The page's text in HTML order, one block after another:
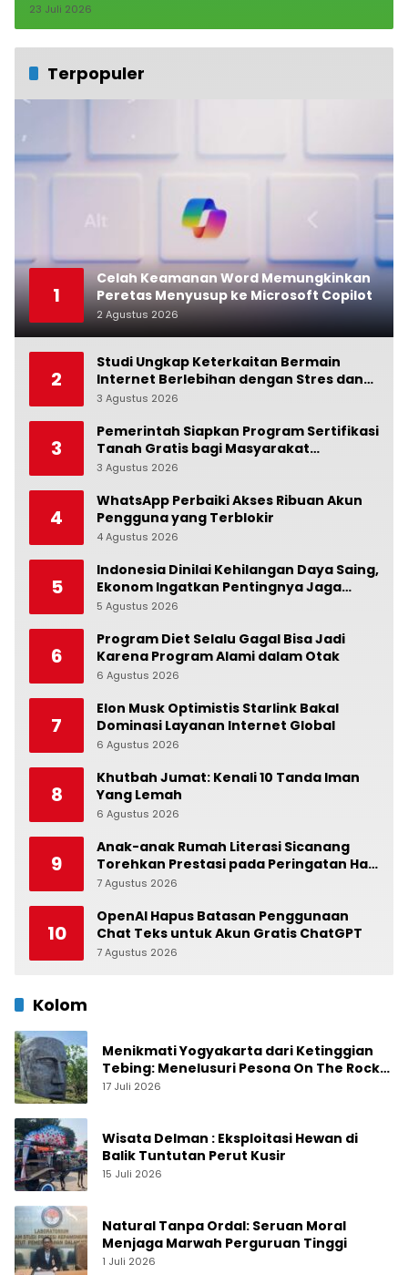
23 Juli 2026
Terpopuler
1
Celah Keamanan Word Memungkinkan
Peretas Menyusup ke Microsoft Copilot
2 Agustus 2026
2
Studi Ungkap Keterkaitan Bermain
Internet Berlebihan dengan Stres dan
Suasana Hati
3 Agustus 2026
3
Pemerintah Siapkan Program Sertifikasi
Tanah Gratis bagi Masyarakat
Berpenghasilan Rendah
3 Agustus 2026
4
WhatsApp Perbaiki Akses Ribuan Akun
Pengguna yang Terblokir
4 Agustus 2026
5
Indonesia Dinilai Kehilangan Daya Saing,
Ekonom Ingatkan Pentingnya Jaga
Independensi Bank Indonesia
5 Agustus 2026
6
Program Diet Selalu Gagal Bisa Jadi
Karena Program Alami dalam Otak
6 Agustus 2026
7
Elon Musk Optimistis Starlink Bakal
Dominasi Layanan Internet Global
6 Agustus 2026
8
Khutbah Jumat: Kenali 10 Tanda Iman
Yang Lemah
6 Agustus 2026
9
Anak-anak Rumah Literasi Sicanang
Torehkan Prestasi pada Peringatan Hari
Anak Nasional di Kecamatan Medan
7 Agustus 2026
10
OpenAI Hapus Batasan Penggunaan
Chat Teks untuk Akun Gratis ChatGPT
7 Agustus 2026
Kolom
Menikmati Yogyakarta dari Ketinggian
Tebing: Menelusuri Pesona On The Rock
Jogja yang Sedang Naik Daun
17 Juli 2026
Wisata Delman : Eksploitasi Hewan di
Balik Tuntutan Perut Kusir
15 Juli 2026
Natural Tanpa Ordal: Seruan Moral
Menjaga Marwah Perguruan Tinggi
1 Juli 2026